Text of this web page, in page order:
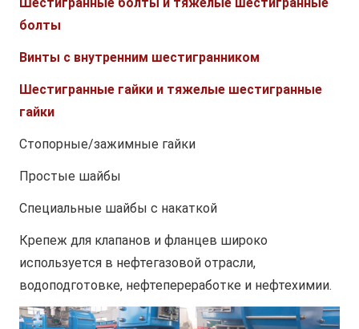
болты
Винты с внутренним шестигранником
Шестигранные гайки и тяжелые шестигранные
гайки
Стопорные/зажимные гайки
Простые шайбы
Специальные шайбы с накаткой
Крепеж для клапанов и фланцев широко
используется в нефтегазовой отрасли,
водоподготовке, нефтепереработке и нефтехимии.